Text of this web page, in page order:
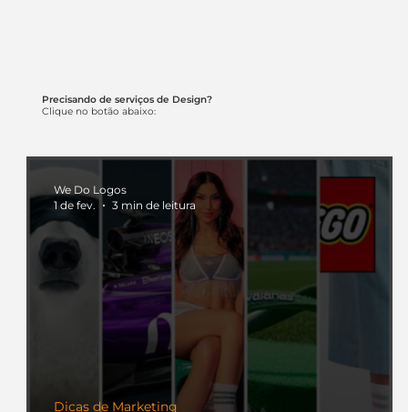
Precisando de serviços de Design?
Clique no botão abaixo:
Dicas de Marketing
We Do Logos
1 de fev.
3 min de leitura